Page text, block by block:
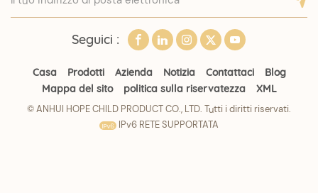
Seguici :
Casa Prodotti Azienda Notizia Contattaci
Blog
Mappa del sito
politica sulla riservatezza XML
© ANHUI HOPE CHILD PRODUCT CO., LTD. Tutti i diritti riservati.
IPv6 RETE SUPPORTATA